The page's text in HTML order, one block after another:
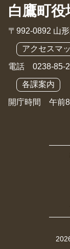
白鷹町役
〒992-0892 山
アクセスマ
電話 0238-85-
各課案内
開庁時間 午前8